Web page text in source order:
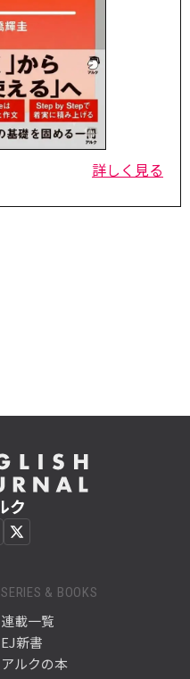
詳しく見る
ク
SERIES & BOOKS
連載一覧
EJ新書
アルクの本